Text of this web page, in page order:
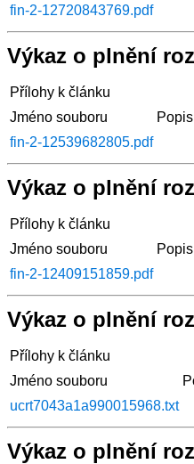
fin-2-12720843769.pdf
Výkaz o plnění
Přílohy k článku
Jméno souboru
Popis
fin-2-12539682805.pdf
Výkaz o plnění
Přílohy k článku
Jméno souboru
Popis
fin-2-12409151859.pdf
Výkaz o plnění
Přílohy k článku
Jméno souboru
ucrt7043a1a990015968.txt
Výkaz o plnění